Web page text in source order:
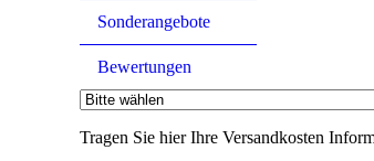
Sonderangebote
Bewertungen
Tragen Sie hier Ihre Versandkosten